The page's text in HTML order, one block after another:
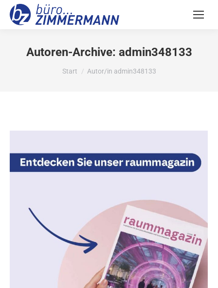
Autoren-Archive: admin348133
Sie befinden sich hier:
Start Autor/in admin348133